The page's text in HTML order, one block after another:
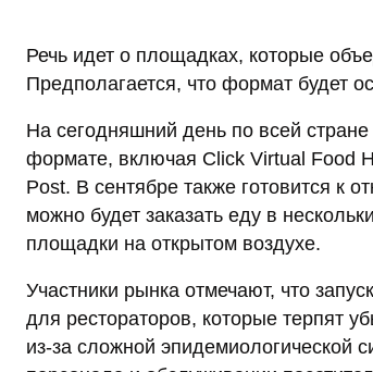
Речь идет о площадках, которые
Предполагается, что формат будет
На сегодняшний день по всей
формате, включая Click Virtual Food
Post. В сентябре также готовится к
можно будет заказать еду в
площадки на открытом воздухе.
Участники рынка отмечают, что
для рестораторов, которые терпят
из-за сложной эпидемиологической